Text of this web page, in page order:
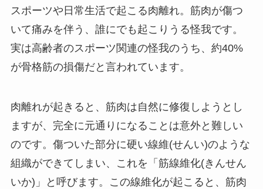
スポーツや日常生活で起こる肉離れ。筋肉が傷つ
いて痛みを伴う、誰にでも起こりうる怪我です。
実は高齢者のスポーツ関連の怪我のうち、約40%
が骨格筋の損傷だと言われています。
肉離れが起きると、筋肉は自然に修復しようとし
ますが、完全に元通りになることは意外と難しい
のです。傷ついた部分に硬い線維(せんい)のような
組織ができてしまい、これを「筋線維化(きんせん
いか)」と呼びます。この線維化が起こると、筋肉